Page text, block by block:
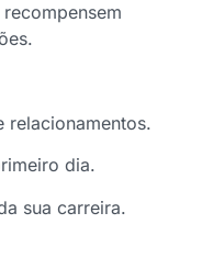
relacionamentos.
dia.
sua carreira.